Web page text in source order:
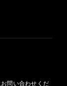
問い合わせくだ